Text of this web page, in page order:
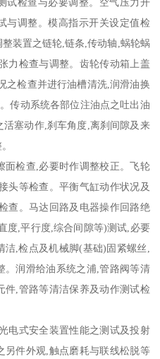
与调整。模高指示开关设定值检
装置之链轮,链条,传动轴,蜗轮蜗
力检查与调整。齿轮传动箱上盖
之检查并进行油槽清洗,润滑油换
传动系统各部位注油点之吐出油
塞动作,刹车角度,离刹间隙及来
面检查,必要时作调整校正。飞轮
头等检查。平衡气缸动作状况及
查。马达回路及电器操作回路绝
度,平行度,综合间隙等)测试,必要
,检点及机械脚(基础)固紧螺丝,
。润滑给油系统之浦,管路阀等清
件,管路等清洁保养及动作测试检
电式安全装置性能之测试及投射
另件外观,触点磨耗与联线松脱等